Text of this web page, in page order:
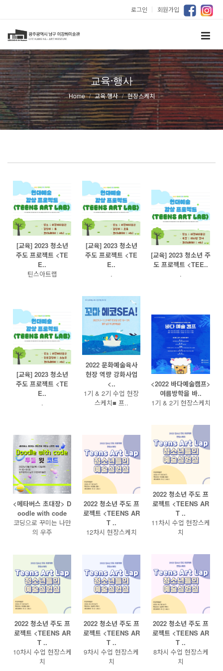
로그인 ｜ 회원가입
교육·행사
Home 교육·행사 현장스케치
[교육] 2023 청소년
주도 프로젝트 <TE
E..
틴스아트랩
[교육] 2023 청소년
주도 프로젝트 <TE
E..
.
[교육] 2023 청소년 주
도 프로젝트 <TEE..
.
[교육] 2023 청소년
주도 프로젝트 <TE
E..
.
2022 문화예술육사
현장 역량 강화사업
<..
1기 & 2기 수업 현장
스케치■ 프..
<2022 바다예술캠프>
여름방학을 바..
1기 & 2기 현장스케치
<메타버스 초대장> D
oodle with code
코딩으로 꾸미는 나만
의 우주
2022 청소년 주도 프
로젝트 <TEENS AR
T ..
12차시 현장스케치
2022 청소년 주도 프
로젝트 <TEENS AR
T ..
11차시 수업 현장스케
치
2022 청소년 주도 프
로젝트 <TEENS AR
T ..
10차시 수업 현장스케
치
2022 청소년 주도 프
로젝트 <TEENS AR
T ..
9차시 수업 현장스케
치
2022 청소년 주도 프
로젝트 <TEENS AR
T ..
8차시 수업 현장스케
치